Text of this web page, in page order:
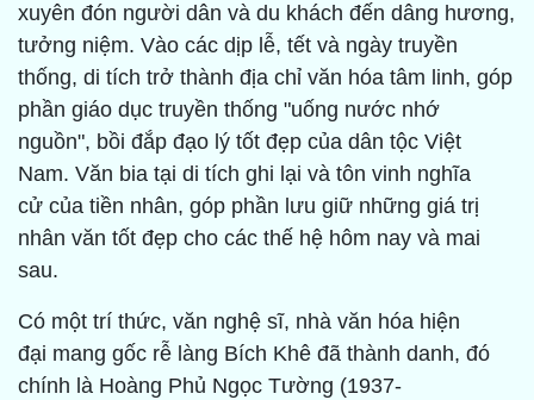
xuyên đón người dân và du khách đến dâng hương,
tưởng niệm. Vào các dịp lễ, tết và ngày truyền
thống, di tích trở thành địa chỉ văn hóa tâm linh, góp
phần giáo dục truyền thống "uống nước nhớ
nguồn", bồi đắp đạo lý tốt đẹp của dân tộc Việt
Nam. Văn bia tại di tích ghi lại và tôn vinh nghĩa
cử của tiền nhân, góp phần lưu giữ những giá trị
nhân văn tốt đẹp cho các thế hệ hôm nay và mai
sau.
Có một trí thức, văn nghệ sĩ, nhà văn hóa hiện
đại mang gốc rễ làng Bích Khê đã thành danh, đó
chính là Hoàng Phủ Ngọc Tường (1937-